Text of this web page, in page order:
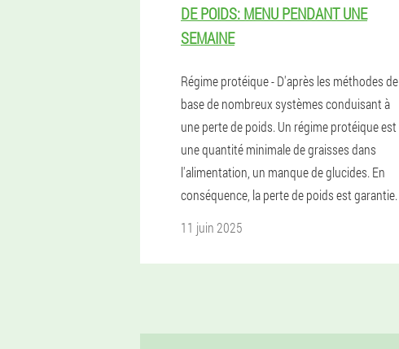
DE POIDS: MENU PENDANT UNE
SEMAINE
Régime protéique - D'après les méthodes de
base de nombreux systèmes conduisant à
une perte de poids. Un régime protéique est
une quantité minimale de graisses dans
l'alimentation, un manque de glucides. En
conséquence, la perte de poids est garantie.
11 juin 2025